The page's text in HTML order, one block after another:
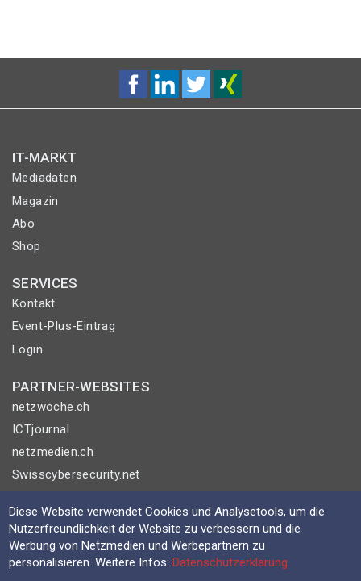
IT-MARKT
Mediadaten
Magazin
Abo
Shop
SERVICES
Kontakt
Event-Plus-Eintrag
Login
PARTNER-WEBSITES
netzwoche.ch
ICTjournal
netzmedien.ch
Swisscybersecurity.net
© NETZMEDIEN AG 2026
Impressum
Diese Website verwendet Cookies und Analysetools, um die
Nutzerfreundlichkeit der Website zu verbessern und die
Werbung von Netzmedien und Werbepartnern zu
personalisieren. Weitere Infos:Datenschutzerklärung